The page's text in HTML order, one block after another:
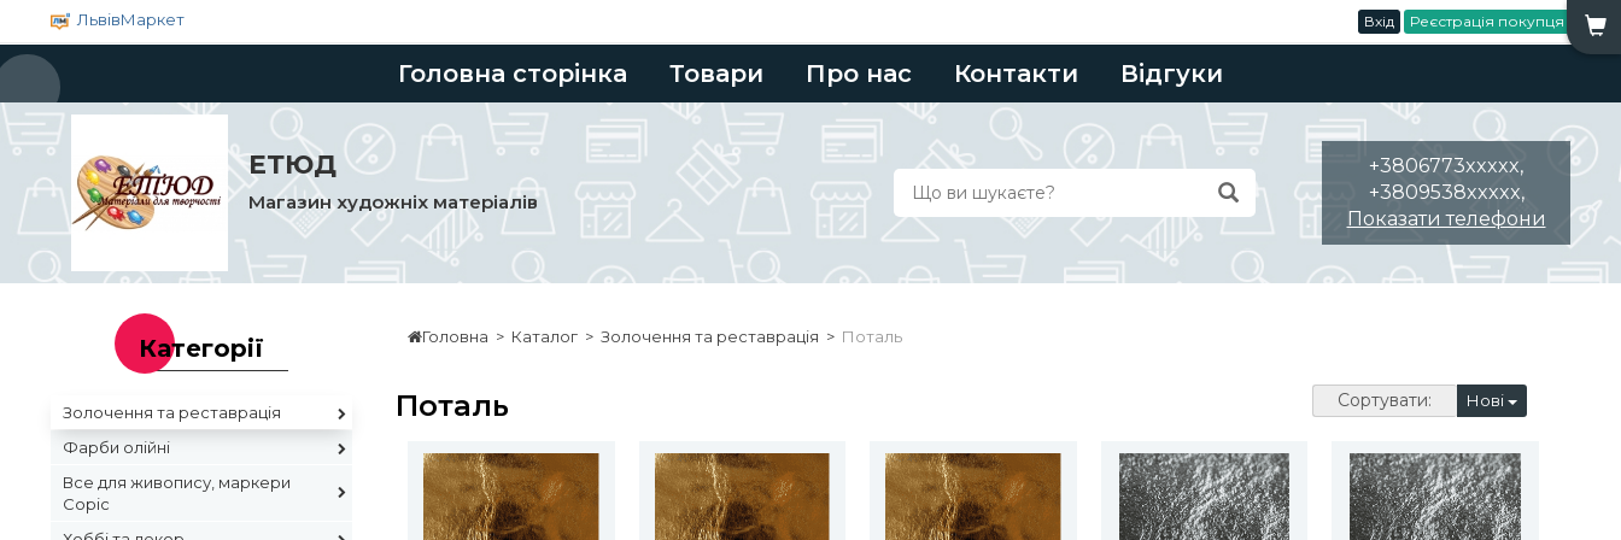
Вхід Реєстрація покупця
ЛьвівМаркет
Головна сторінка Товари Про нас Контакти Відгуки
ЕТЮД
Магазин художніх матеріалів
+3806773xxxxx,
+3809538xxxxx,
Показати телефони
Головна > Каталог > Золочення та реставрація > Поталь
Поталь Сортувати: Нові
Категорії
Золочення та реставрація
Фарби олійні
Все для живопису, маркери
Copic